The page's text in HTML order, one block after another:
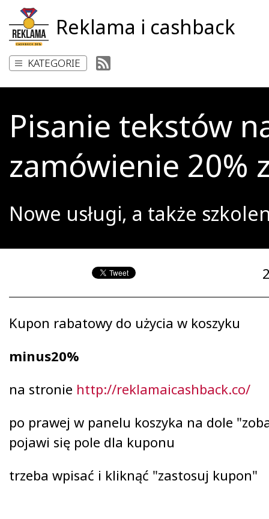
Reklama i cashback
KATEGORIE
Pisanie tekstów
zamówienie 20%
Nowe usługi, a także
Kupon rabatowy do użycia w koszyku
minus20%
na stronie http://reklamaicashback.co/
po prawej w panelu koszyka na dole
pojawi się pole dla kuponu
trzeba wpisać i kliknąć "zastosuj kupon"